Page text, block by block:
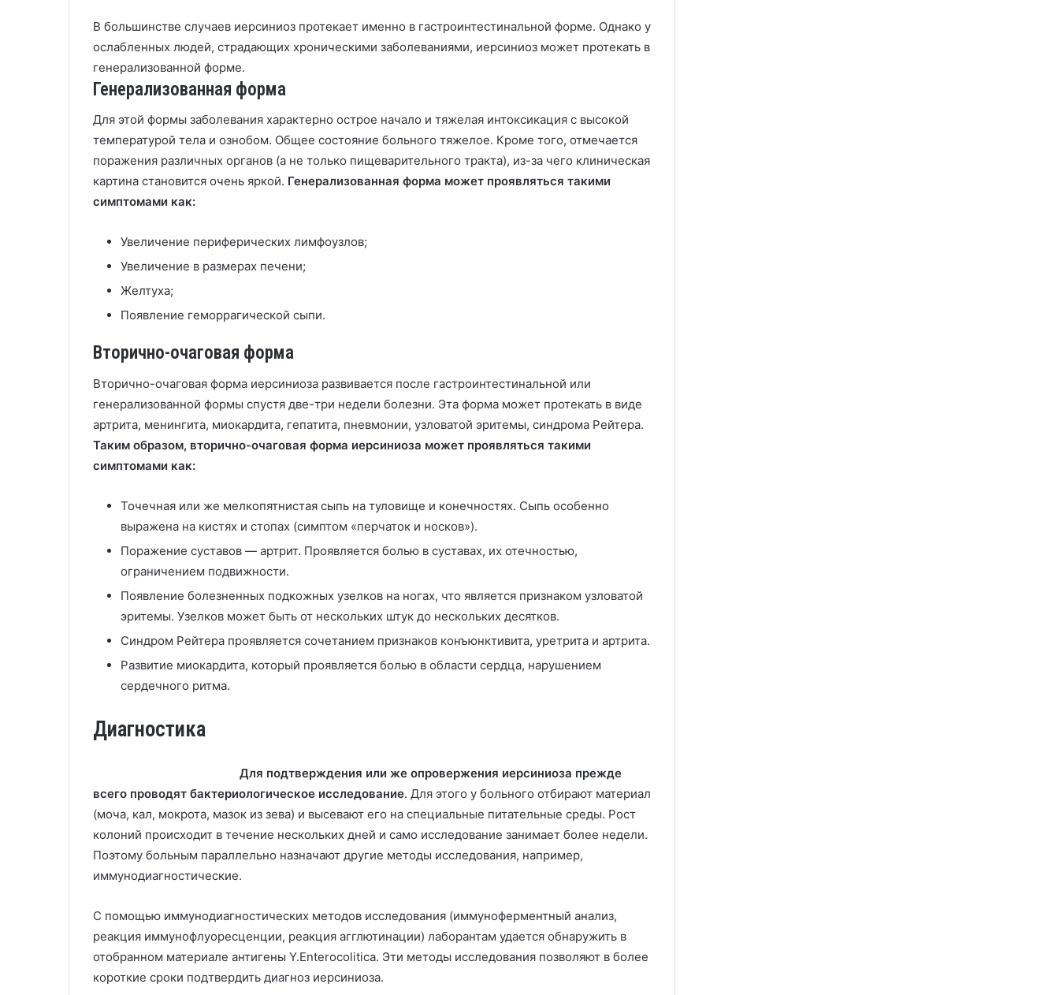
В большинстве случаев иерсиниоз протекает именно в гастроинтестинальной форме. Однако у
ослабленных людей, страдающих хроническими заболеваниями, иерсиниоз может протекать в
генерализованной форме.
Генерализованная форма
Для этой формы заболевания характерно острое начало и тяжелая интоксикация с высокой
температурой тела и ознобом. Общее состояние больного тяжелое. Кроме того, отмечается
поражения различных органов (а не только пищеварительного тракта), из-за чего клиническая
картина становится очень яркой. Генерализованная форма может проявляться такими
симптомами как:
Увеличение периферических лимфоузлов;
Увеличение в размерах печени;
Желтуха;
Появление геморрагической сыпи.
Вторично-очаговая форма
Вторично-очаговая форма иерсиниоза развивается после гастроинтестинальной или
генерализованной формы спустя две-три недели болезни. Эта форма может протекать в виде
артрита, менингита, миокардита, гепатита, пневмонии, узловатой эритемы, синдрома Рейтера.
Таким образом, вторично-очаговая форма иерсиниоза может проявляться такими
симптомами как:
Точечная или же мелкопятнистая сыпь на туловище и конечностях. Сыпь особенно
выражена на кистях и стопах (симптом «перчаток и носков»).
Поражение суставов — артрит. Проявляется болью в суставах, их отечностью,
ограничением подвижности.
Появление болезненных подкожных узелков на ногах, что является признаком узловатой
эритемы. Узелков может быть от нескольких штук до нескольких десятков.
Синдром Рейтера проявляется сочетанием признаков конъюнктивита, уретрита и артрита.
Развитие миокардита, который проявляется болью в области сердца, нарушением
сердечного ритма.
Диагностика
Для подтверждения или же опровержения иерсиниоза прежде
всего проводят бактериологическое исследование. Для этого у больного отбирают материал
(моча, кал, мокрота, мазок из зева) и высевают его на специальные питательные среды. Рост
колоний происходит в течение нескольких дней и само исследование занимает более недели.
Поэтому больным параллельно назначают другие методы исследования, например,
иммунодиагностические.
С помощью иммунодиагностических методов исследования (иммуноферментный анализ,
реакция иммунофлуоресценции, реакция агглютинации) лаборантам удается обнаружить в
отобранном материале антигены Y.Enterocolitica. Эти методы исследования позволяют в более
короткие сроки подтвердить диагноз иерсиниоза.